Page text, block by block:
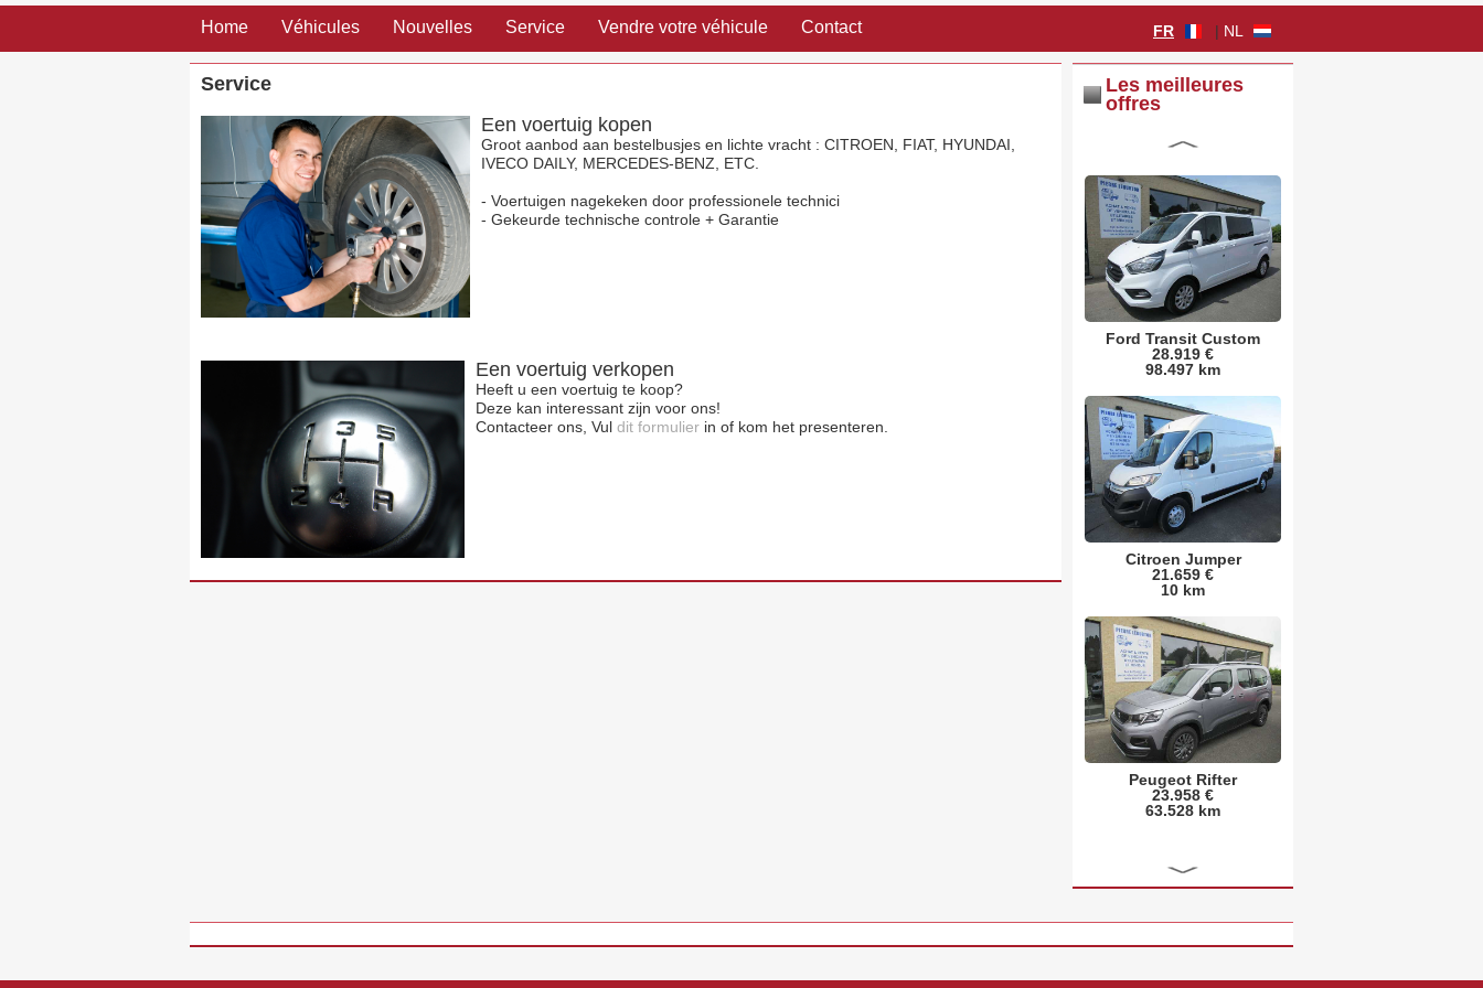
Home Véhicules Nouvelles Service Vendre votre véhicule Contact FR | NL
Service
Een voertuig kopen
Groot aanbod aan bestelbusjes en lichte vracht : CITROEN, FIAT, HYUNDAI,
IVECO DAILY, MERCEDES-BENZ, ETC.
- Voertuigen nagekeken door professionele technici
- Gekeurde technische controle + Garantie
Een voertuig verkopen
Heeft u een voertuig te koop?
Deze kan interessant zijn voor ons!
Contacteer ons, Vul dit formulier in of kom het presenteren.
Les meilleures
offres
Nissan Interstar
19.965 €
Ford Transit Custom
28.919 €
98.497 km
Citroen Jumper
21.659 €
10 km
Peugeot Rifter
23.958 €
63.528 km